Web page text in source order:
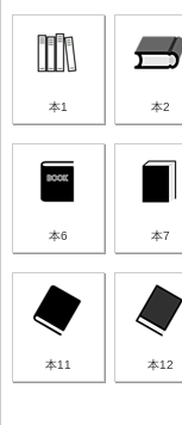
本1 本2
本6 本7
本11 本12